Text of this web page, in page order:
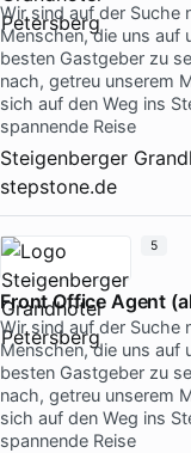
Wir sind auf der Suche
Menschen, die uns auf
besten Gastgeber zu
nach, getreu unserem
sich auf den Weg ins
spannende Reise
Steigenberger
stepstone.de
Front Office Agent
Wir sind auf der Suche
Menschen, die uns auf
besten Gastgeber zu
nach, getreu unserem
sich auf den Weg ins
spannende Reise
5